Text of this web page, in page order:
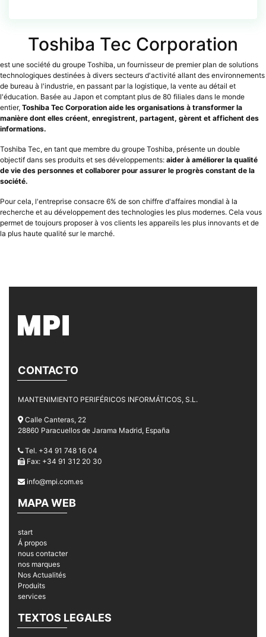
Toshiba Tec Corporation
est une société du groupe Toshiba, un fournisseur de premier plan de solutions
technologiques destinées à divers secteurs d'activité allant des environnements
de bureau à l'industrie, en passant par la logistique, la vente au détail et
l'éducation. Basée au Japon et comptant plus de 80 filiales dans le monde
entier, Toshiba Tec Corporation aide les organisations à transformer la
manière dont elles créent, enregistrent, partagent, gèrent et affichent des
informations.
Toshiba Tec, en tant que membre du groupe Toshiba, présente un double
objectif dans ses produits et ses développements: aider à améliorer la qualité
de vie des personnes et collaborer pour assurer le progrès constant de la
société.
Pour cela, l'entreprise consacre 6% de son chiffre d'affaires mondial à la
recherche et au développement des technologies les plus modernes. Cela vous
permet de toujours proposer à vos clients les appareils les plus innovants et de
la plus haute qualité sur le marché.
CONTACTO
MANTENIMIENTO PERIFÉRICOS INFORMÁTICOS, S.L.
Calle Canteras, 22
28860 Paracuellos de Jarama Madrid, España
Tel. +34 91 748 16 04
Fax: +34 91 312 20 30
info@mpi.com.es
MAPA WEB
start
Á propos
nous contacter
nos marques
Nos Actualités
Produits
services
TEXTOS LEGALES